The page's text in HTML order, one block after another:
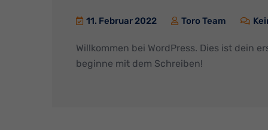
11. Februar 2022 Toro Team
Willkommen bei WordPress. Dies ist dein
beginne mit dem Schreiben!